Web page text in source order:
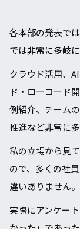
各本部の発表で
では非常に多岐
クラウド活用、
ド・ローコード
例紹介、チーム
推進など非常に
私の立場から見
ので、多くの社
違いありません。
実際にアンケー